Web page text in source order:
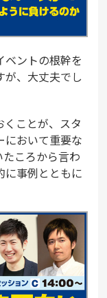
ベントの根幹を
が、大丈夫でし
ことが、スタ
において重要な
ころから言わ
に事例とともに